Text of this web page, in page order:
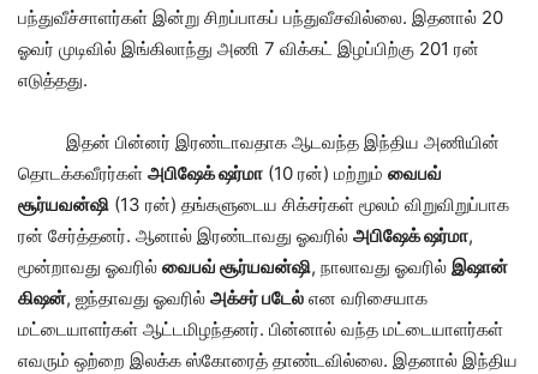
பந்துவீச்சாளர்கள் இன்று சிறப்பாகப் பந்துவீசவில்லை. இதனால் 20
ஓவர் முடிவில் இங்கிலாந்து அணி 7 விக்கட் இழப்பிற்கு 201 ரன்
எடுத்தது.
இதன் பின்னர் இரண்டாவதாக ஆடவந்த இந்திய அணியின்
தொடக்கவீரர்கள் அபிஷேக் ஷர்மா (10 ரன்) மற்றும் வைபவ்
சூர்யவன்ஷி (13 ரன்) தங்களுடைய சிக்சர்கள் மூலம் விறுவிறுப்பாக
ரன் சேர்த்தனர். ஆனால் இரண்டாவது ஓவரில் அபிஷேக் ஷர்மா,
மூன்றாவது ஓவரில் வைபவ் சூர்யவன்ஷி, நாலாவது ஓவரில் இஷான்
கிஷன், ஐந்தாவது ஓவரில் அக்சர் படேல் என வரிசையாக
மட்டையாளர்கள் ஆட்டமிழந்தனர். பின்னால் வந்த மட்டையாளர்கள்
எவரும் ஒற்றை இலக்க ஸ்கோரைத் தாண்டவில்லை. இதனால் இந்திய